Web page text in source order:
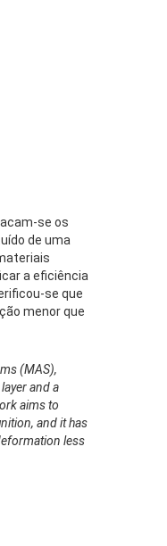
se os
de uma
a eficiência
se que
menor que
(MAS),
and a
aims to
and it has
less